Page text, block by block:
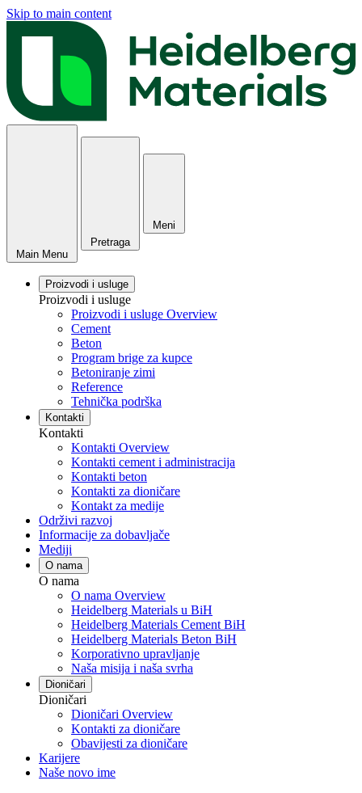
Skip to main content
Main Menu
Pretraga
Meni
Proizvodi i usluge
Proizvodi i usluge
Proizvodi i usluge Overview
Cement
Beton
Program brige za kupce
Betoniranje zimi
Reference
Tehnička podrška
Kontakti
Kontakti
Kontakti Overview
Kontakti cement i administracija
Kontakti beton
Kontakti za dioničare
Kontakt za medije
Održivi razvoj
Informacije za dobavljače
Mediji
O nama
O nama
O nama Overview
Heidelberg Materials u BiH
Heidelberg Materials Cement BiH
Heidelberg Materials Beton BiH
Korporativno upravljanje
Naša misija i naša svrha
Dioničari
Dioničari
Dioničari Overview
Kontakti za dioničare
Obavijesti za dioničare
Karijere
Naše novo ime